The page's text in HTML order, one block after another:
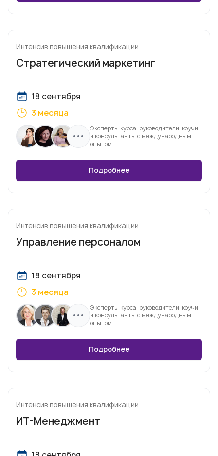
Интенсив повышения квалификации
Стратегический маркетинг
18 сентября
3 месяца
Эксперты курса: руководители, коучи
и консультанты с международным
опытом
Подробнее
Интенсив повышения квалификации
Управление персоналом
18 сентября
3 месяца
Эксперты курса: руководители, коучи
и консультанты с международным
опытом
Подробнее
Интенсив повышения квалификации
ИТ-Менеджмент